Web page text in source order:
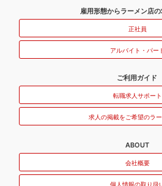
雇用形態からラーメン店
正社員
アルバイト・パー
ご利用ガイド
転職求人サポート
求人の掲載をご希望のラ
ABOUT
会社概要
個人情報の取り扱